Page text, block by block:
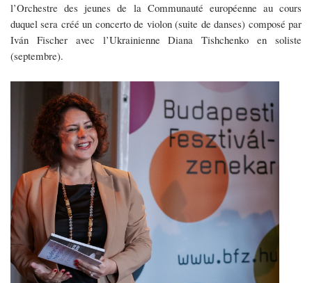
l’Orchestre des jeunes de la Communauté européenne au cours
duquel sera créé un concerto de violon (suite de danses) composé par
Iván Fischer avec l’Ukrainienne Diana Tishchenko en soliste
(septembre).